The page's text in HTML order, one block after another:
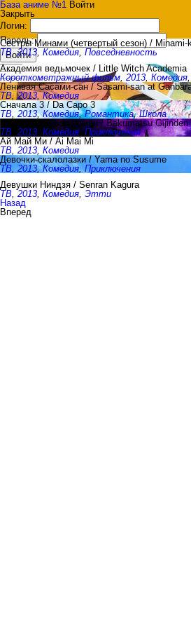
База аниме №1 Войти
Закрыть
Логин:
Пароль:
Войти
Сестры Минами (четвертый сезон) / Minami-
ТВ,2013, Комедия, Повседневность
Академия ведьмочек / Little Witch Academia
Короткометражный фильм, 2013, Комедия,
Ленивая Сасами-сан / Sasami-san at
ТВ,2013,Комедия
Сначала 3 / Da Capo 3
ТВ, 2013,Комедия,Романтика,Школа
Призрачный вор Роман / Bakumatsu Gijinden
ТВ 2013 Комедия,Приключения
Ай Май Ми / Ai Mai Mi
ТВ, 2013, Комедия
Девочки-скалолазки / Yama no Susume
ТВ, 2013,Комедия,Приключения
Девушки Ниндзя / Senran Kagura
ТВ, 2013, Комедия, Этти
Назад
Вперед